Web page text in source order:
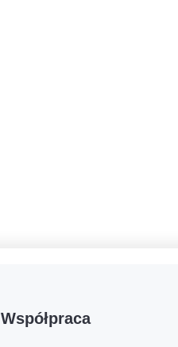
Współpraca